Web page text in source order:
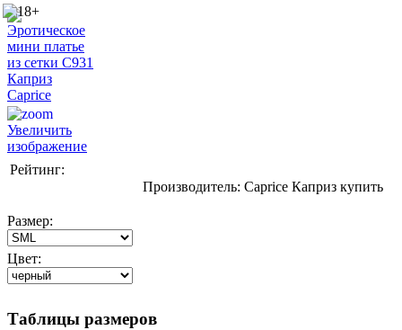
Увеличить
изображение
Рейтинг:
Производитель: Caprice Каприз купить
Размер:
Цвет:
Таблицы размеров